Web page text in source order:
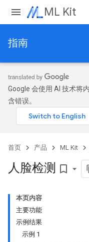
ML Kit
指南
Google 会使用 AI 技术将
含错误。
首页 产品 ML Kit
人脸检测 bookmark_border
本页内容
主要功能
示例结果
示例 1